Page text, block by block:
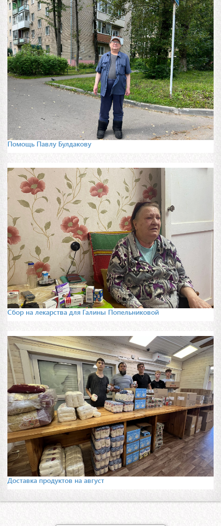
Помощь Павлу Булдакову
Сбор на лекарства для Галины Попельниковой
Доставка продуктов на август